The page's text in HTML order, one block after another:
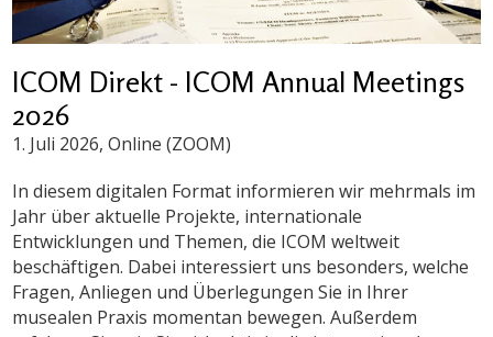
ICOM Direkt - ICOM Annual Meetings
2026
1. Juli 2026, Online (ZOOM)
In diesem digitalen Format informieren wir mehrmals im
Jahr über aktuelle Projekte, internationale
Entwicklungen und Themen, die ICOM weltweit
beschäftigen. Dabei interessiert uns besonders, welche
Fragen, Anliegen und Überlegungen Sie in Ihrer
musealen Praxis momentan bewegen. Außerdem